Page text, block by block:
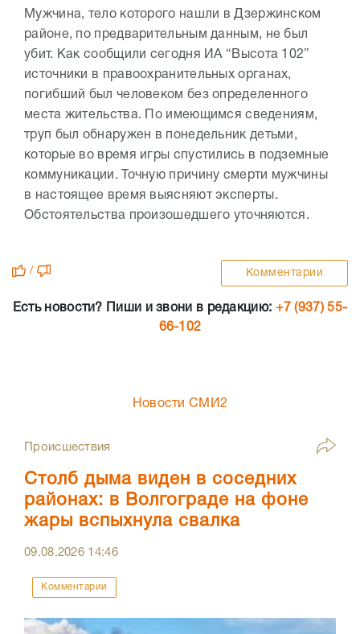
Мужчина, тело которого нашли в Дзержинском
районе, по предварительным данным, не был
убит. Как сообщили сегодня ИА “Высота 102”
источники в правоохранительных органах,
погибший был человеком без определенного
места жительства. По имеющимся сведениям,
труп был обнаружен в понедельник детьми,
которые во время игры спустились в подземные
коммуникации. Точную причину смерти мужчины
в настоящее время выясняют эксперты.
Обстоятельства произошедшего уточняются.
/ Комментарии
Есть новости? Пиши и звони в редакцию: +7 (937) 55-
66-102
Новости СМИ2
Происшествия
Столб дыма виден в соседних
районах: в Волгограде на фоне
жары вспыхнула свалка
09.08.2026 14:46
Комментарии